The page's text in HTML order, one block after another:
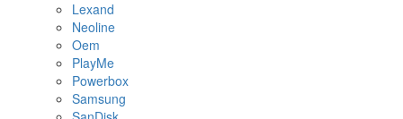
Lexand
Neoline
Oem
PlayMe
Powerbox
Samsung